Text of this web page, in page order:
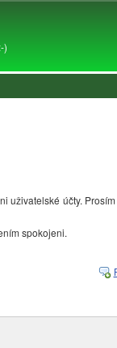
)
uživatelské účty.
spokojeni.